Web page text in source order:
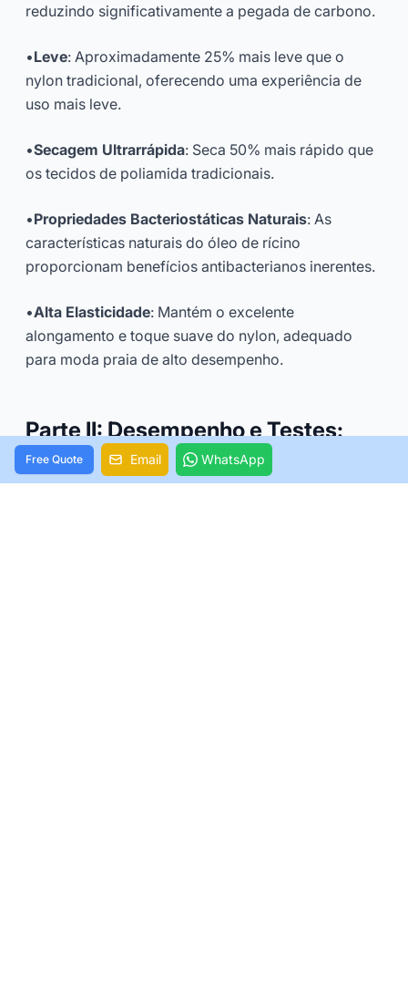
reduzindo significativamente a pegada de carbono.
•Leve: Aproximadamente 25% mais leve que o
nylon tradicional, oferecendo uma experiência de
uso mais leve.
•Secagem Ultrarrápida: Seca 50% mais rápido que
os tecidos de poliamida tradicionais.
•Propriedades Bacteriostáticas Naturais: As
características naturais do óleo de rícino
proporcionam benefícios antibacterianos inerentes.
•Alta Elasticidade: Mantém o excelente
alongamento e toque suave do nylon, adequado
para moda praia de alto desempenho.
Parte II: Desempenho e Testes:
Desmistificando Mitos dos Eco-
Tecidos
Free Quote Email WhatsApp